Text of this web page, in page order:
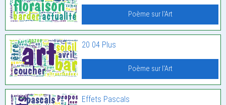
Poème sur l'Art
20 04 Plus
Poème sur l'Art
Effets Pascals